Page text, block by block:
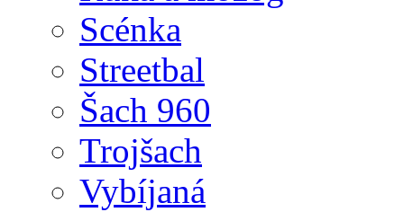
Scénka
Streetbal
Šach 960
Trojšach
Vybíjaná